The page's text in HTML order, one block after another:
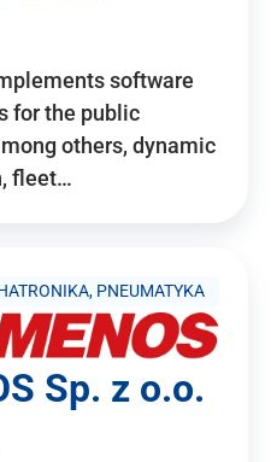
software
for the public
others, dynamic
fleet…
PNEUMATYKA
Sp. z o.o.